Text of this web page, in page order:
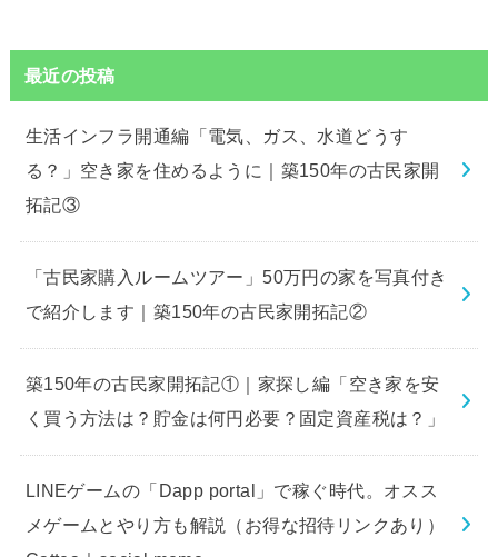
最近の投稿
生活インフラ開通編「電気、ガス、水道どうす
る？」空き家を住めるように｜築150年の古民家開
拓記③
「古民家購入ルームツアー」50万円の家を写真付き
で紹介します｜築150年の古民家開拓記②
築150年の古民家開拓記①｜家探し編「空き家を安
く買う方法は？貯金は何円必要？固定資産税は？」
LINEゲームの「Dapp portal」で稼ぐ時代。オスス
メゲームとやり方も解説（お得な招待リンクあり）